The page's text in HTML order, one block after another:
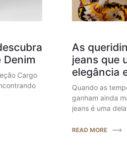
Denim
Cargo
As
jeans que
elegância
Quando as
ganham ainda
jeans é uma
READ MORE